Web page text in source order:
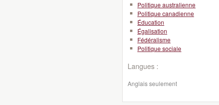
Politique australienne
Politique canadienne
Éducation
Égalisation
Fédéralisme
Politique sociale
Langues :
Anglais seulement